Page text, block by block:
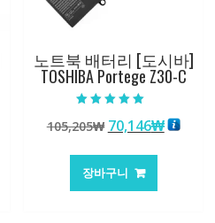
노트북 배터리 [도시바]
TOSHIBA Portege Z30-C
5.00
로 평가됨
105,205₩ 원
가
격:
70,146₩현
장바구니